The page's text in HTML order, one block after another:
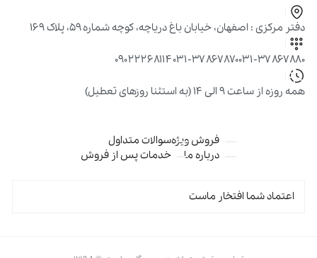
دفتر مرکزی : اصفهان، خیابان باغ دریاچه، کوچه شماره ۵۹، پلاک ۱۶۹
۰۳۱-۳۷۸۶۷۸۸۰۰۳۱-۳۷۸۶۷۸۷۰۰۹۰۲۲۲۶۸۱۱۴
همه روزه از ساعت ۹ الی ۱۴ (به استثنا روزهای تعطیل)
فروش ویژه
درباره ما
سوالات متداول
خدمات پس از فروش
اعتماد شما افتخار ماست